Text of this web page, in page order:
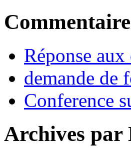
Réponse
demande de
Conference
Archives par